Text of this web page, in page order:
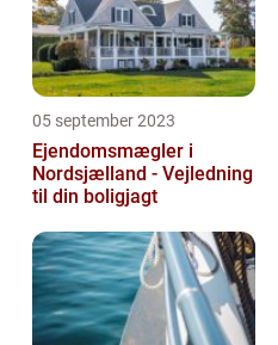
05 september 2023
Ejendomsmægler i
Nordsjælland - Vejledning
til din boligjagt